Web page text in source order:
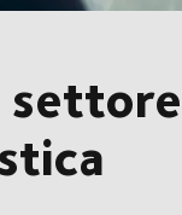
settore